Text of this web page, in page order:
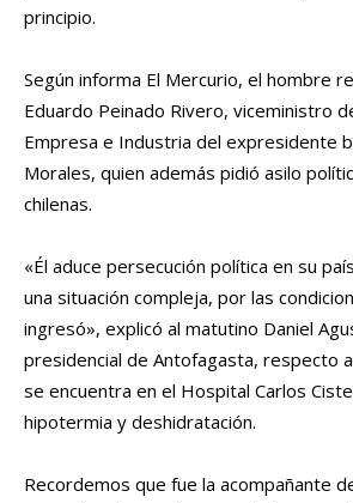
principio.
Según informa El Mercurio, el hombre
Eduardo Peinado Rivero, viceministro
Empresa e Industria del expresidente
Morales, quien además pidió asilo
chilenas.
«Él aduce persecución política en su
una situación compleja, por las
ingresó», explicó al matutino Daniel
presidencial de Antofagasta, respecto
se encuentra en el Hospital Carlos
hipotermia y deshidratación.
Recordemos que fue la acompañante